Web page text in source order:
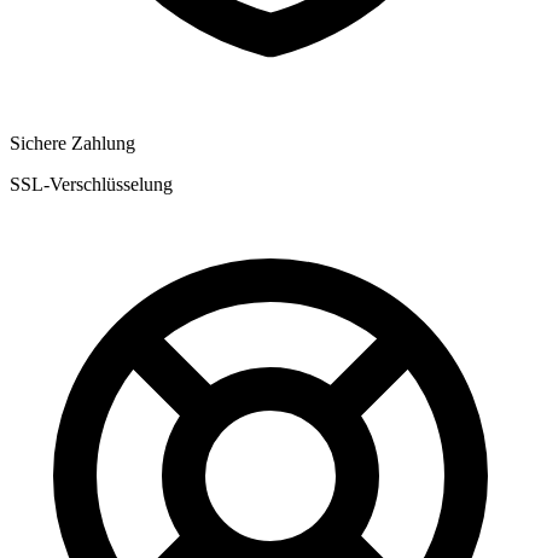
Sichere Zahlung
SSL-Verschlüsselung